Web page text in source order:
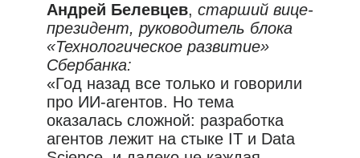
Андрей Белевцев, старший вице-
президент, руководитель блока
«Технологическое развитие»
Сбербанка:
«Год назад все только и говорили
про ИИ-агентов. Но тема
оказалась сложной: разработка
агентов лежит на стыке IT и Data